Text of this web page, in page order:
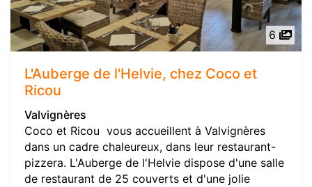
6
L'Auberge de l'Helvie, chez Coco et
Ricou
Valvignères
Coco et Ricou vous accueillent à Valvignères
dans un cadre chaleureux, dans leur restaurant-
pizzera. L'Auberge de l'Helvie dispose d'une salle
de restaurant de 25 couverts et d'une jolie